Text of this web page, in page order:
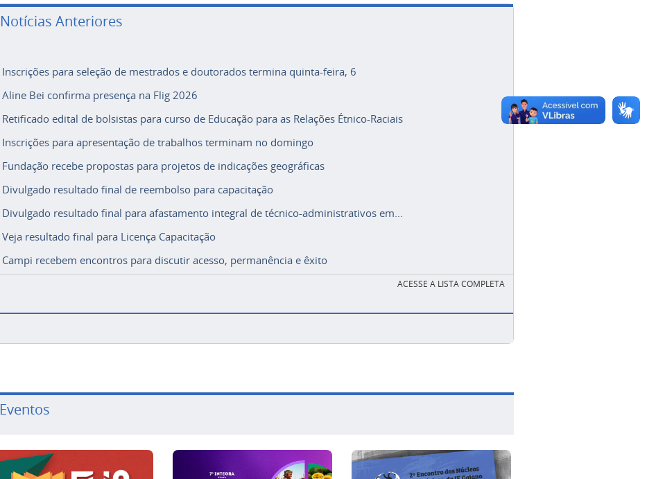
Notícias Anteriores
Inscrições para seleção de mestrados e doutorados termina quinta-feira, 6
Aline Bei confirma presença na Flig 2026
Retificado edital de bolsistas para curso de Educação para as Relações Étnico-Raciais
Inscrições para apresentação de trabalhos terminam no domingo
Fundação recebe propostas para projetos de indicações geográficas
Divulgado resultado final de reembolso para capacitação
Divulgado resultado final para afastamento integral de técnico-administrativos em...
Veja resultado final para Licença Capacitação
Campi recebem encontros para discutir acesso, permanência e êxito
ACESSE A LISTA COMPLETA
Eventos